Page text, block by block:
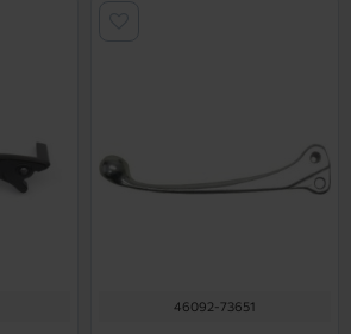
46092-73651